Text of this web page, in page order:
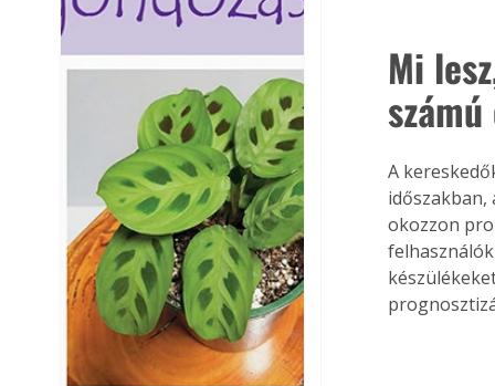
Mi
A
okozzon